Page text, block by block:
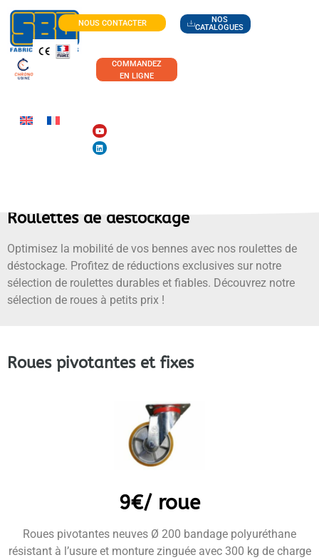
NOUS CONTACTER
NOS
CATALOGUES
COMMANDEZ
EN LIGNE
Roulettes de déstockage
Optimisez la mobilité de vos bennes avec nos roulettes de
déstockage. Profitez de réductions exclusives sur notre
sélection de roulettes durables et fiables. Découvrez notre
sélection de roues à petits prix !
Roues pivotantes et fixes
9€/ roue
Roues pivotantes neuves Ø 200 bandage polyuréthane
résistant à l’usure et monture zinguée avec 300 kg de charge